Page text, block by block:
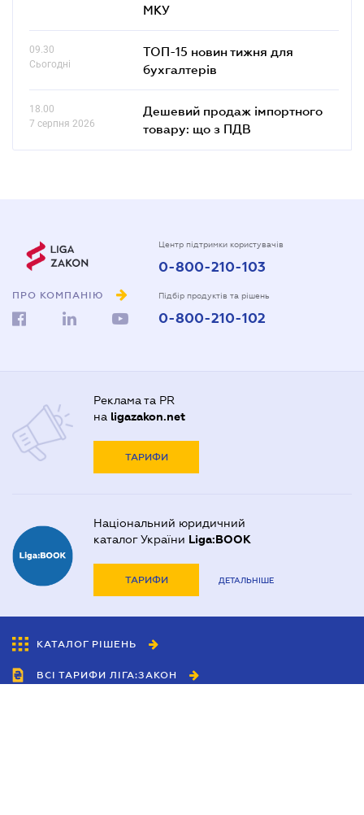
МКУ
09.30
Сьогодні
ТОП-15 новин тижня для
бухгалтерів
18.00
7 серпня 2026
Дешевий продаж імпортного
товару: що з ПДВ
ПРО КОМПАНІЮ
Центр підтримки користувачів
0-800-210-103
Підбір продуктів та рішень
0-800-210-102
Реклама та PR
на ligazakon.net
ТАРИФИ
Національний юридичний
каталог України Liga:BOOK
ТАРИФИ ДЕТАЛЬНІШЕ
КАТАЛОГ РІШЕНЬ
ВСІ ТАРИФИ ЛІГА:ЗАКОН